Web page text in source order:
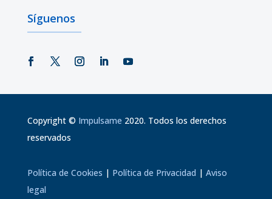
Síguenos
Copyright © Impulsame 2020. Todos los derechos
reservados
Política de Cookies | Política de Privacidad | Aviso
legal